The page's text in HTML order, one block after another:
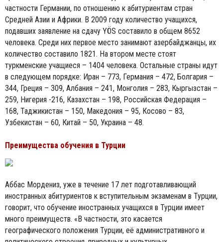
частности Германии, по отношению к абитуриентам стран
Средней Азии и Африки. В 2009 году количество учащихся,
подавших заявление на сдачу YÖS составило в общем 8652
человека. Среди них первое место занимают азербайджанцы, их
количество составило 1821. На втором месте стоят
туркменские учащиеся – 1404 человека. Остальные страны идут
в следующем порядке: Иран – 773, Германия – 472, Болгария –
344, Греция – 309, Албания – 241, Монголия – 283, Кыргызстан –
259, Нигерия -216, Казахстан – 198, Российская Федерация –
168, Таджикистан – 150, Македония – 95, Косово – 83,
Узбекистан – 60, Китай – 50, Украина – 48.
Преимущества обучения в Турции
Аббас Мордениз, уже в течение 17 лет подготавливающий
иностранных абитуриентов к вступительным экзаменам в Турции,
говорит, что обучение иностранных учащихся в Турции имеет
много преимуществ. «В частности, это касается
географического положения Турции, её административного и